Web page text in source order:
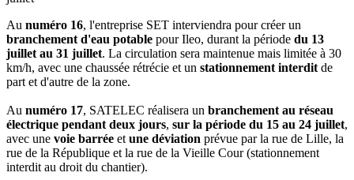
Au numéro 16, l'entreprise SET interviendra pour créer un
branchement d'eau potable pour Ileo, durant la période du 13
juillet au 31 juillet. La circulation sera maintenue mais limitée à 30
km/h, avec une chaussée rétrécie et un stationnement interditde
part et d'autre de la zone.
Au numéro 17, SATELEC réalisera un branchement au réseau
électrique pendant deux jours, sur la période du 15 au 24 juillet,
avec une voie barrée etune déviation prévue par la rue de Lille, la
rue de la République et la rue de la Vieille Cour (stationnement
interdit au droit du chantier).